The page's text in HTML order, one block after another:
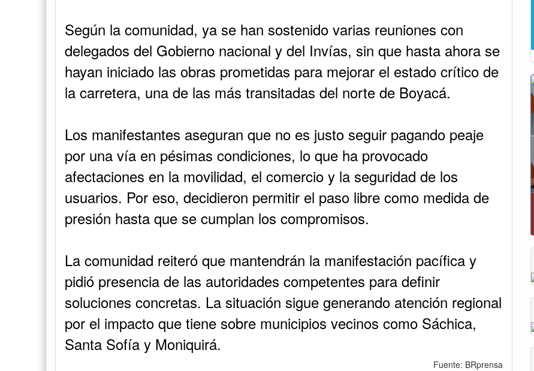
Según la comunidad, ya se han sostenido varias reuniones con
delegados del Gobierno nacional y del Invías, sin que hasta ahora se
hayan iniciado las obras prometidas para mejorar el estado crítico de
la carretera, una de las más transitadas del norte de Boyacá.
Los manifestantes aseguran que no es justo seguir pagando peaje
por una vía en pésimas condiciones, lo que ha provocado
afectaciones en la movilidad, el comercio y la seguridad de los
usuarios. Por eso, decidieron permitir el paso libre como medida de
presión hasta que se cumplan los compromisos.
La comunidad reiteró que mantendrán la manifestación pacífica y
pidió presencia de las autoridades competentes para definir
soluciones concretas. La situación sigue generando atención regional
por el impacto que tiene sobre municipios vecinos como Sáchica,
Santa Sofía y Moniquirá.
Fuente: BRprensa